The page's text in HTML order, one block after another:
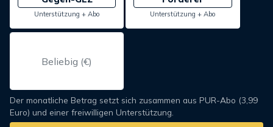
Unterstützung + Abo Unterstützung + Abo
Der monatliche Betrag setzt sich zusammen aus PUR-Abo (3,99
Euro) und einer freiwilligen Unterstützung.